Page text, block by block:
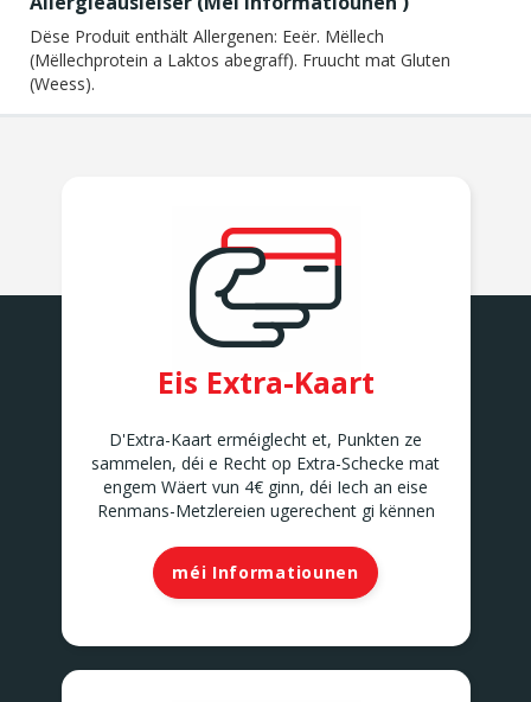
Dëse Produit enthält Allergenen: Eeër. Mëllech
(Mëllechprotein a Laktos abegraff). Fruucht mat Gluten
(Weess).
Eis Extra-Kaart
D'Extra-Kaart erméiglecht et, Punkten ze
sammelen, déi e Recht op Extra-Schecke mat
engem Wäert vun 4€ ginn, déi Iech an eise
Renmans-Metzlereien ugerechent gi kënnen
méi Informatiounen